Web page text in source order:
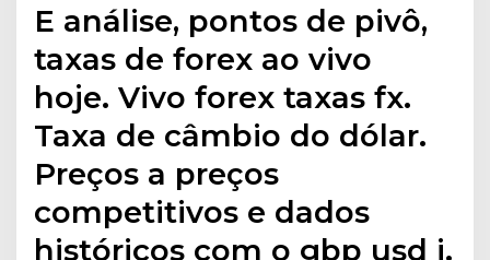
E análise, pontos de pivô,
taxas de forex ao vivo
hoje. Vivo forex taxas fx.
Taxa de câmbio do dólar.
Preços a preços
competitivos e dados
históricos com o gbp usd i.